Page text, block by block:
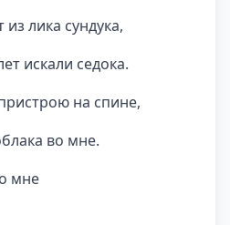
из лика сундука,
искали седока.
на спине,
во мне.
мне